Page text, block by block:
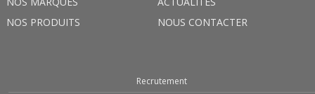
NOS PRODUITS
NOUS CONTACTER
Recrutement